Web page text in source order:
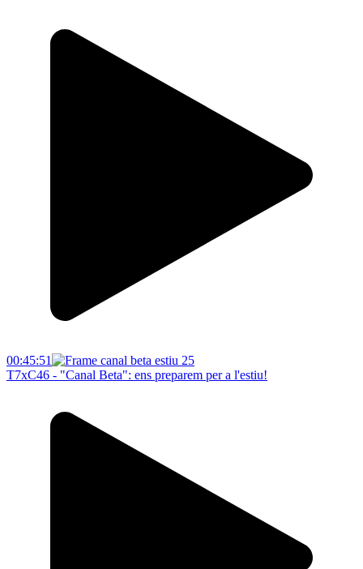
00:45:51
T7xC46 - "Canal Beta": ens preparem per a l'estiu!